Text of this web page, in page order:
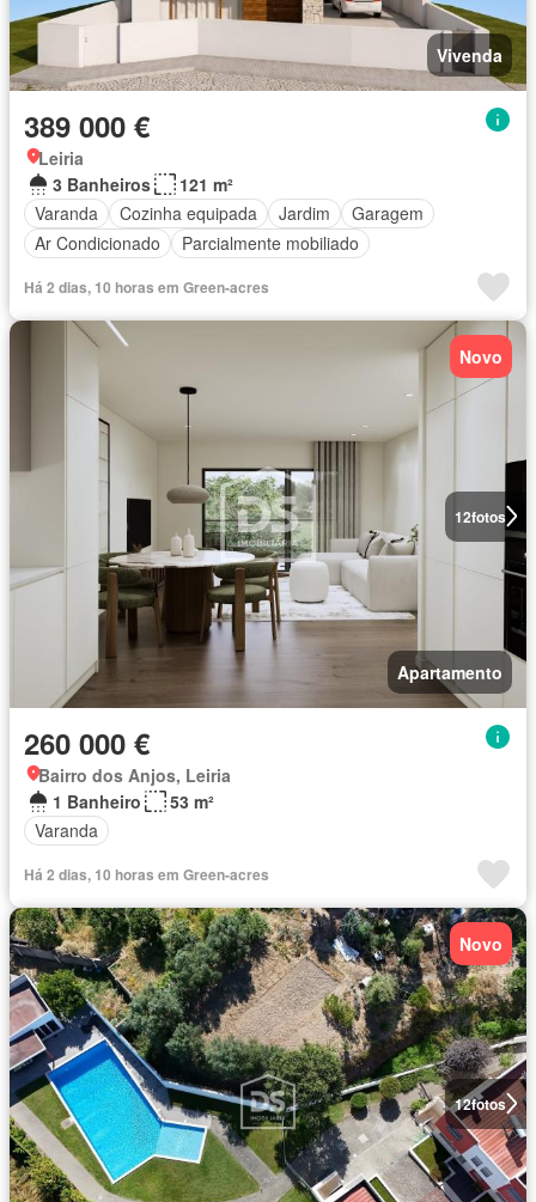
Vivenda
389 000 €
Leiria
3 Banheiros
121 m²
Varanda
Cozinha equipada Jardim
Garagem
Ar Condicionado
Parcialmente mobiliado
Há 2 dias, 10 horas em Green-acres
12fotos
Novo
Apartamento
260 000 €
Bairro dos Anjos, Leiria
1 Banheiro
53 m²
Varanda
Há 2 dias, 10 horas em Green-acres
12fotos
Novo